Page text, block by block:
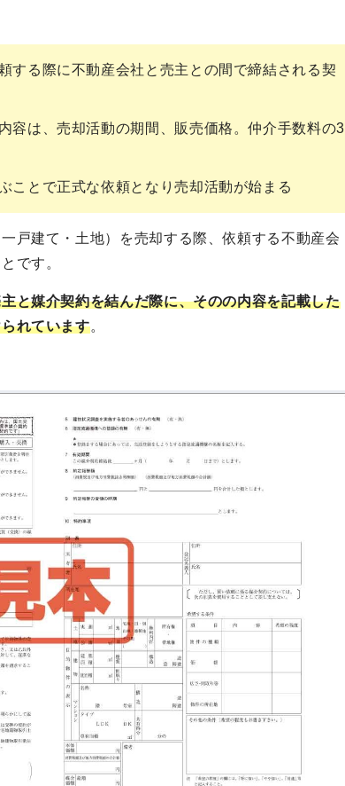
する際に不動産会社と売主との間で締結される契
容は、売却活動の期間、販売価格。仲介手数料の3
ことで正式な依頼となり売却活動が始まる
戸建て・土地）を売却する際、依頼する不動産会
です。
と媒介契約を結んだ際に、そのの内容を記載した
れています。